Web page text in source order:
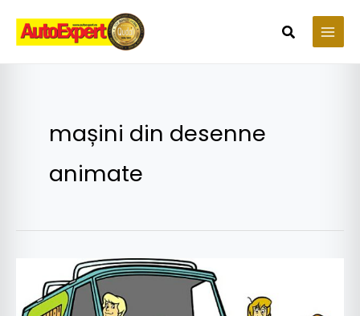
content
Search
mașini din desenne
animate
desene